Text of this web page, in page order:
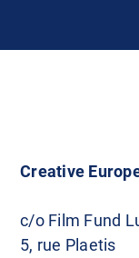
Creative
c/o Film Fund
5, rue Plaetis